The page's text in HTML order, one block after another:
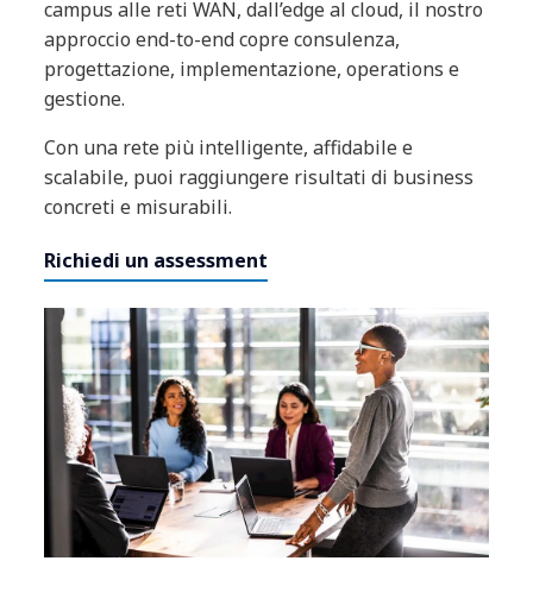
campus alle reti WAN, dall’edge al cloud, il nostro
approccio end-to-end copre consulenza,
progettazione, implementazione, operations e
gestione.
Con una rete più intelligente, affidabile e
scalabile, puoi raggiungere risultati di business
concreti e misurabili.
Richiedi un assessment